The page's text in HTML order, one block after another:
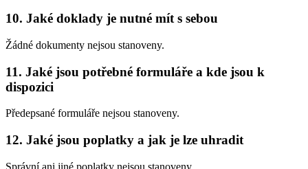
10. Jaké doklady je nutné mít s sebou
Žádné dokumenty nejsou stanoveny.
11. Jaké jsou potřebné formuláře a kde jsou k
dispozici
Předepsané formuláře nejsou stanoveny.
12. Jaké jsou poplatky a jak je lze uhradit
Správní ani jiné poplatky nejsou stanoveny.